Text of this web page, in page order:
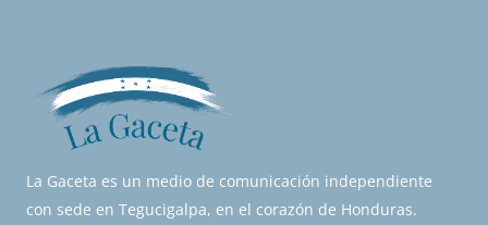
La Gaceta es un medio de comunicación independiente
con sede en Tegucigalpa, en el corazón de Honduras.